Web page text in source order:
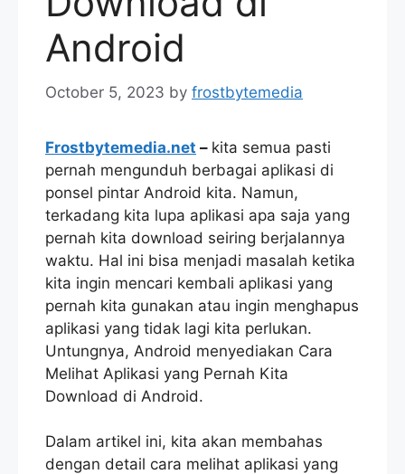
Android
October 5, 2023 by frostbytemedia
Frostbytemedia.net – kita semua pasti
pernah mengunduh berbagai aplikasi di
ponsel pintar Android kita. Namun,
terkadang kita lupa aplikasi apa saja yang
pernah kita download seiring berjalannya
waktu. Hal ini bisa menjadi masalah ketika
kita ingin mencari kembali aplikasi yang
pernah kita gunakan atau ingin menghapus
aplikasi yang tidak lagi kita perlukan.
Untungnya, Android menyediakan Cara
Melihat Aplikasi yang Pernah Kita
Download di Android.
Dalam artikel ini, kita akan membahas
dengan detail cara melihat aplikasi yang